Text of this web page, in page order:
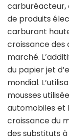
carburéacteur,
de produits
carburant
croissance des
marché.
du papier jet
mondial.
mousses
automobiles et
croissance du
des substituts